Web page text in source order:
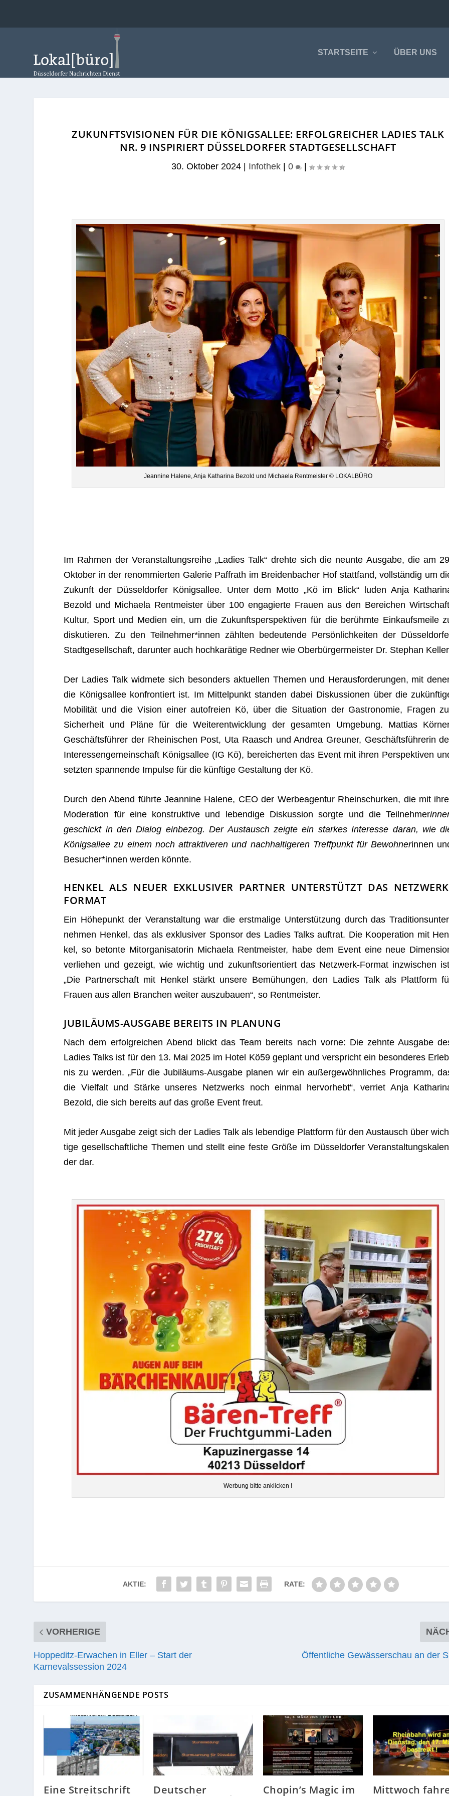
STARTSEITE ÜBER UNS
ZUKUNFTSVISIONEN FÜR DIE KÖNIGSALLEE: ERFOLGREICHER LADIES TALK
NR. 9 INSPIRIERT DÜSSELDORFER STADTGESELLSCHAFT
30. Oktober 2024 Infothek |0 |
Jean­nine Halene, Anja Katha­rina Bezold und Michaela Rent­meis­ter © LOKALBÜRO
Im Rah­men der Ver­an­stal­tungs­reihe „Ladies Talk“ drehte sich die neunte Aus­gabe, die am
Okto­ber in der renom­mier­ten Gale­rie Paf­frath im Brei­den­ba­cher Hof statt­fand, voll­stän­dig um
Zukunft der Düs­sel­dor­fer Königs­al­lee. Unter dem Motto „Kö im Blick“ luden Anja
Bezold und Michaela Rent­meis­ter über 100 enga­gierte Frauen aus den Berei­chen
Kul­tur, Sport und Medien ein, um die Zukunfts­per­spek­ti­ven für die berühmte Ein­kaufs­meile
dis­ku­tie­ren. Zu den Teilnehmer*innen zähl­ten bedeu­tende Per­sön­lich­kei­ten der
Stadt­ge­sell­schaft, dar­un­ter auch hoch­ka­rä­tige Red­ner wie Ober­bür­ger­meis­ter Dr. Ste­phan
Der Ladies Talk wid­mete sich beson­ders aktu­el­len The­men und Her­aus­for­de­run­gen, mit
die Königs­al­lee kon­fron­tiert ist. Im Mit­tel­punkt stan­den dabei Dis­kus­sio­nen über die
Mobi­li­tät und die Vision einer auto­freien Kö, über die Situa­tion der Gas­tro­no­mie, Fra­gen
Sicher­heit und Pläne für die Wei­ter­ent­wick­lung der gesam­ten Umge­bung. Mat­tias
Geschäfts­füh­rer der Rhei­ni­schen Post, Uta Raasch und Andrea Greu­ner, Geschäfts­füh­re­rin
Inter­es­sen­ge­mein­schaft Königs­al­lee (IG Kö), berei­cher­ten das Event mit ihren Per­spek­ti­ven
setz­ten span­nende Impulse für die künf­tige Gestal­tung der Kö.
Durch den Abend führte Jean­nine Halene, CEO der Wer­be­agen­tur Rhein­schur­ken, die mit
Mode­ra­tion für eine kon­struk­tive und leben­dige Dis­kus­sion sorgte und die Teil­neh­mer
geschickt in den Dia­log ein­be­zog. Der Aus­tausch zeigte ein star­kes Inter­esse daran, wie
Königs­al­lee zu einem noch attrak­ti­ve­ren und nach­hal­ti­ge­ren Treff­punkt für Bewoh­nerinnen
Besucher*innen wer­den könnte.
HENKEL ALS NEUER EXKLUSIVER PARTNER UNTERSTÜTZT DAS
FORMAT
Ein Höhe­punkt der Ver­an­stal­tung war die erst­ma­lige Unter­stüt­zung durch das
neh­men Hen­kel, das als exklu­si­ver Spon­sor des Ladies Talks auf­trat. Die Koope­ra­tion mit
kel, so betonte Mit­or­ga­ni­sa­to­rin Michaela Rent­meis­ter, habe dem Event eine neue
ver­lie­hen und gezeigt, wie wich­tig und zukunfts­ori­en­tiert das Netz­werk-For­mat inzwi­schen
„Die Part­ner­schaft mit Hen­kel stärkt unsere Bemü­hun­gen, den Ladies Talk als Platt­form
Frauen aus allen Bran­chen wei­ter aus­zu­bauen“, so Rentmeister.
JUBILÄUMS-AUSGABE BEREITS IN PLANUNG
Nach dem erfolg­rei­chen Abend blickt das Team bereits nach vorne: Die zehnte Aus­gabe
Ladies Talks ist für den 13. Mai 2025 im Hotel Kö59 geplant und ver­spricht ein beson­de­res
nis zu wer­den. „Für die Jubi­lä­ums-Aus­gabe pla­nen wir ein außer­ge­wöhn­li­ches Pro­gramm,
die Viel­falt und Stärke unse­res Netz­werks noch ein­mal her­vor­hebt“, ver­riet Anja
Bezold, die sich bereits auf das große Event freut.
Mit jeder Aus­gabe zeigt sich der Ladies Talk als leben­dige Platt­form für den Aus­tausch über
tige gesell­schaft­li­che The­men und stellt eine feste Größe im Düs­sel­dor­fer
der dar.
Wer­bung bitte anklicken !
AKTIE: RATE:
VORHERIGE
Hoppeditz-Erwachen in Eller – Start der
Karnevalssession 2024
Öffentliche Gewässerschau an der
ZUSAMMENHÄNGENDE POSTS
Eine Streitschrift Deutscher Chopin’s Magic im Mittwoch